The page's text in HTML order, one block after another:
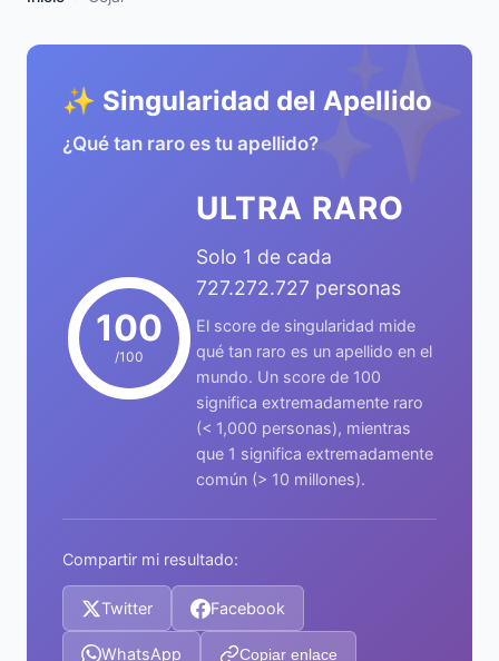
✨
✨ Singularidad del Apellido
¿Qué tan raro es tu apellido?
100
/100
ULTRA RARO
Solo 1 de cada
727.272.727 personas
El score de singularidad mide
qué tan raro es un apellido en el
mundo. Un score de 100
significa extremadamente raro
(< 1,000 personas), mientras
que 1 significa extremadamente
común (> 10 millones).
Compartir mi resultado:
Twitter Facebook
WhatsApp Copiar enlace